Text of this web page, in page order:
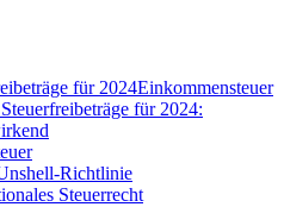
für 2024Einkommensteuer
für 2024:
Richtlinie
Steuerrecht